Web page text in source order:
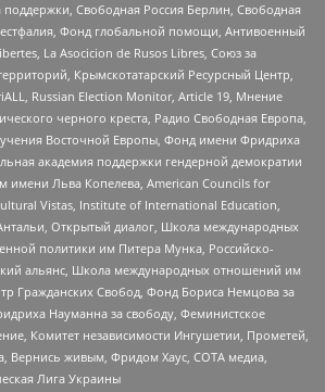
поддержки, Свободная Россия Берлин, Свободная
Фонд глобальной помощи, Антивоенный
La Asocicion de Rusos Libres, Союз за
Крымскотатарский Ресурсный Центр,
Russian Election Monitor, Article 19, Мнение
черного креста, Радио Свободная Европа,
Восточной Европы, Фонд имени Фридриха
академия поддержки гендерной демократии
имени Льва Копелева, American Councils for
Vistas, Institute of International Education,
Открытый диалог, Школа международных
политики им Питера Мунка, Российско-
альянс, Школа международных отношений им
Гражданских Свобод, Фонд Бориса Немцова за
Науманна за свободу, Феминистское
Комитет независимости Ингушетии, Прометей,
Вернись живым, Фридом Хаус, СОТА медиа,
Лига Украины